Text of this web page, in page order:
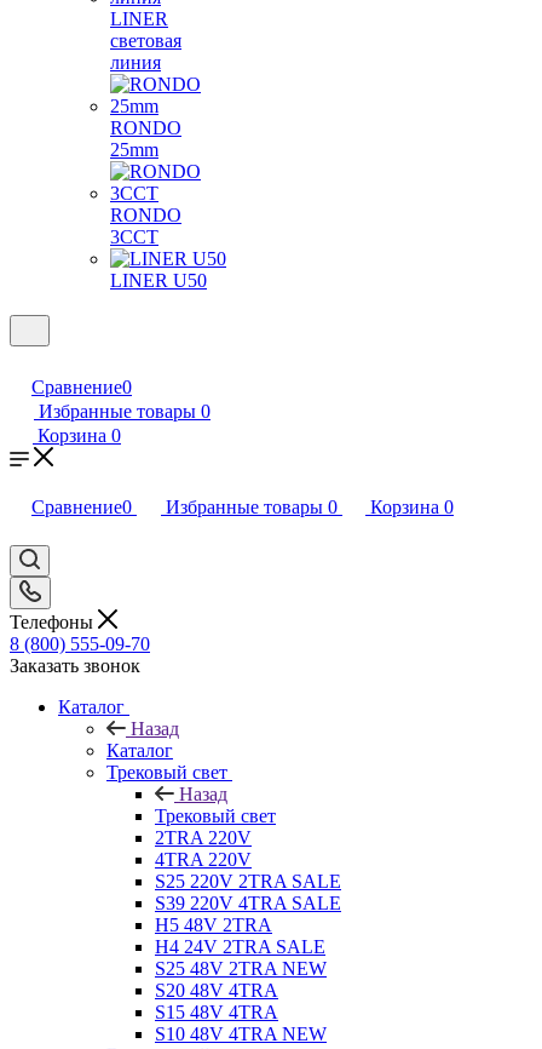
LINER
световая
линия
RONDO
25mm
RONDO
3CCT
LINER U50
Сравнение0
Избранные товары 0
Корзина 0
Сравнение0 Избранные товары 0 Корзина 0
Телефоны
8 (800) 555-09-70
Заказать звонок
Каталог
Назад
Каталог
Трековый свет
Назад
Трековый свет
2TRA 220V
4TRA 220V
S25 220V 2TRA SALE
S39 220V 4TRA SALE
H5 48V 2TRA
H4 24V 2TRA SALE
S25 48V 2TRA NEW
S20 48V 4TRA
S15 48V 4TRA
S10 48V 4TRA NEW